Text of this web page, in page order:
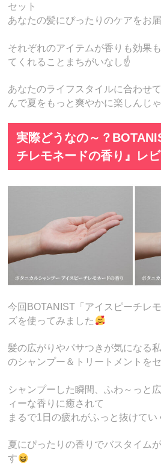
セット
あなたの髪にぴったりのケアをお
それぞれのアイテムが香りも効果
てくれることまちがいなし☝️
あなたのライフスタイルに合わせ
んで夏をもっと爽やかに楽しんじ
実際どうなの～？
チレモネードの香り』レ
今回BOTANIST「アイスピーチレ
ズを使ってみました
髪の広がりやパサつきが気になる
のシャンプー＆トリートメントを
シャンプーした瞬間、ふわ～っと
ィーな香りに癒されて
まるで1日の疲れがふっと抜けて
夏にぴったりの香りでバスタイム
す